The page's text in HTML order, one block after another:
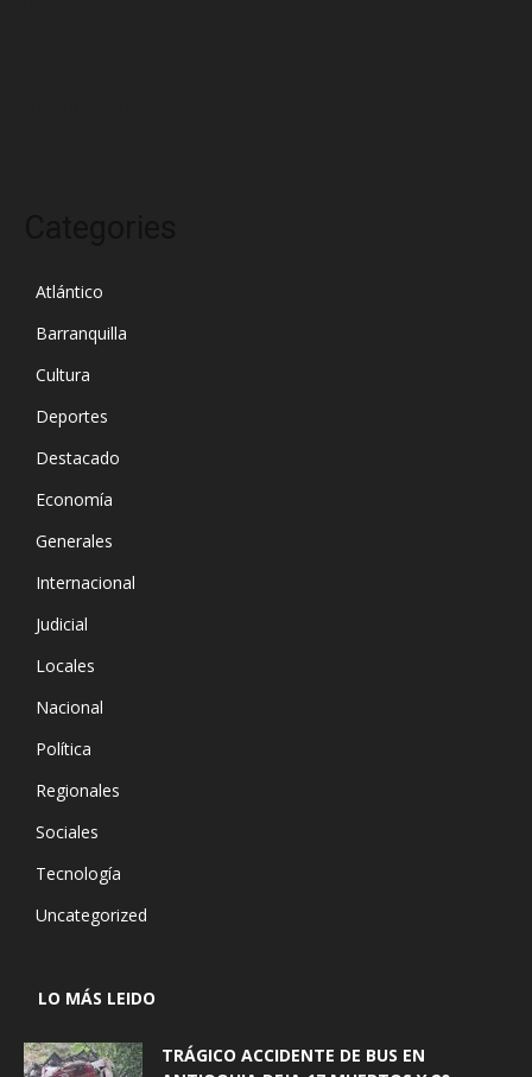
Atlántico
Barranquilla
Cultura
Deportes
Destacado
Economía
Generales
Internacional
Judicial
Locales
Nacional
Política
Regionales
Sociales
Tecnología
Uncategorized
LO MÁS LEIDO
TRÁGICO ACCIDENTE DE BUS EN